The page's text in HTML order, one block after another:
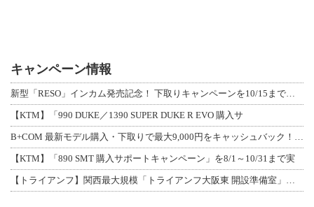
キャンペーン情報
【KTM】「990 DUKE／1390 SUPER DUKE R EVO 購入サ
【KTM】「890 SMT 購入サポートキャンペーン」を8/1～10/31まで実